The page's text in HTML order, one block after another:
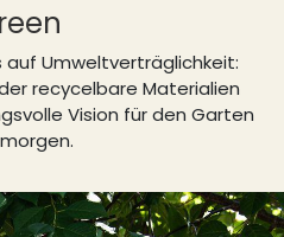
auf Umweltverträglichkeit:
recycelbare Materialien
Vision für den Garten